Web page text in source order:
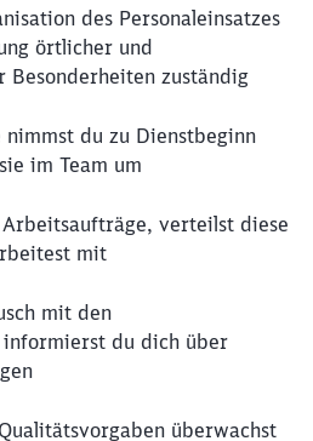
des Personaleinsatzes
örtlicher und
zuständig
du zu Dienstbeginn
im Team um
verteilst diese
mit
mit den
du dich über
überwachst